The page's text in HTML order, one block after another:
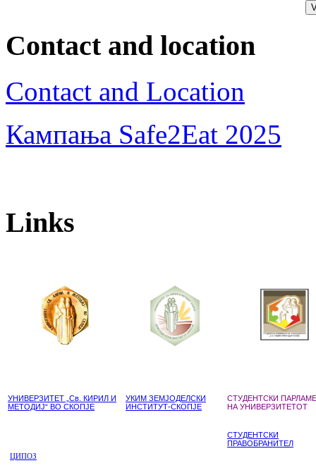
Contact and location
Contact and Location
Кампања Safe2Eat 2025
Links
УНИВЕРЗИТЕТ „Св. КИРИЛ И
МЕТОДИЈ“ ВО СКОПЈЕ
УКИМ ЗЕМЈОДЕЛСКИ
ИНСТИТУТ-СКОПЈЕ
СТУДЕНТСКИ
НА УНИВЕРЗИТЕТОТ
СТУДЕНТСКИ
ПРАВОБРАНИТЕЛ
ЦИПОЗ